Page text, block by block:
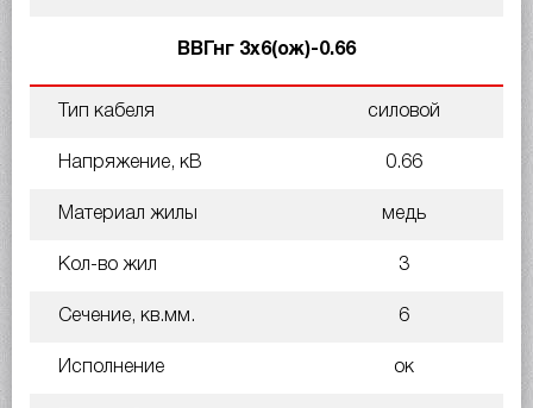
ВВГнг 3х6(ож)-0.66
Тип кабеля силовой
Напряжение, кВ 0.66
Материал жилы медь
Кол-во жил 3
Сечение, кв.мм. 6
Исполнение ок